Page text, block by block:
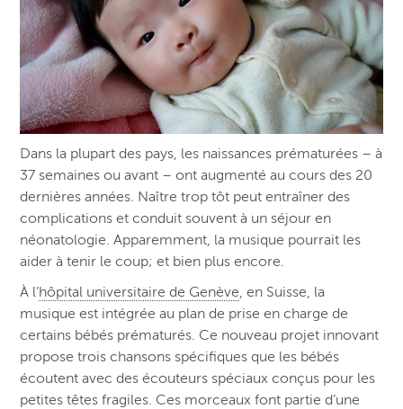
Dans la plupart des pays, les naissances prématurées – à
37 semaines ou avant – ont augmenté au cours des 20
dernières années. Naître trop tôt peut entraîner des
complications et conduit souvent à un séjour en
néonatologie. Apparemment, la musique pourrait les
aider à tenir le coup; et bien plus encore.
À l’hôpital universitaire de Genève, en Suisse, la
musique est intégrée au plan de prise en charge de
certains bébés prématurés. Ce nouveau projet innovant
propose trois chansons spécifiques que les bébés
écoutent avec des écouteurs spéciaux conçus pour les
petites têtes fragiles. Ces morceaux font partie d’une